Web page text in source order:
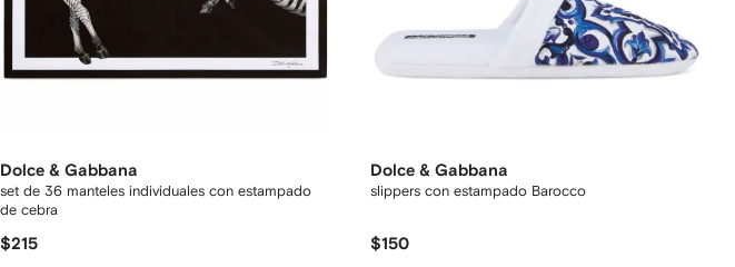
Dolce & Gabbana
set de 36 manteles individuales con estampado
de cebra
$215
Dolce & Gabbana
slippers con estampado Barocco
$150